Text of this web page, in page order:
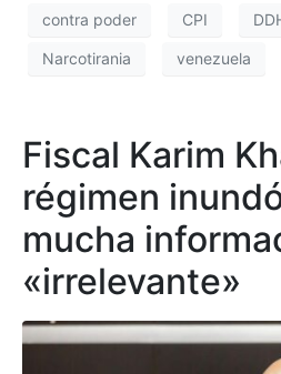
contra poder CPI
Narcotirania venezuela
Fiscal Karim
régimen
mucha
«irrelevante»